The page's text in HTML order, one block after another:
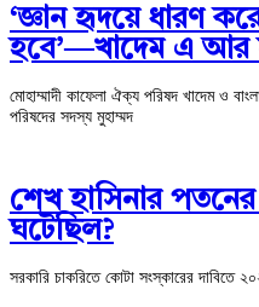
‘জ্ঞান হৃদয়ে ধারণ
হবে’—খাদেম এ আর
মোহাম্মাদী কাফেলা ঐক্য পরিষদ খাদেম ও
পরিষদের সদস্য মুহাম্মদ
শেখ হাসিনার
ঘটেছিল?
সরকারি চাকরিতে কোটা সংস্কারের দাবিতে